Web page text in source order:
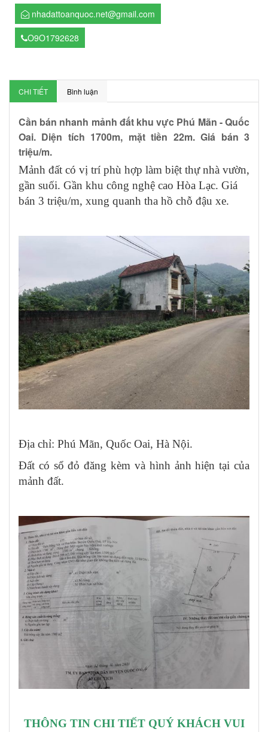
nhadattoanquoc.net@gmail.com
O9O1792628
CHI TIẾT Bình luận
Cần bán nhanh mảnh đất khu vực Phú Mãn - Quốc
Oai. Diện tích 1700m, mặt tiền 22m. Giá bán 3
triệu/m.
Mảnh đất có vị trí phù hợp làm biệt thự nhà vườn,
gần suối. Gần khu công nghệ cao Hòa Lạc. Giá
bán 3 triệu/m, xung quanh tha hồ chỗ đậu xe.
Địa chỉ: Phú Mãn, Quốc Oai, Hà Nội.
Đất có sổ đỏ đăng kèm và hình ảnh hiện tại của
mảnh đất.
THÔNG TIN CHI TIẾT QUÝ KHÁCH VUI